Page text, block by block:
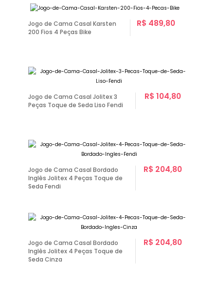
Jogo de Cama Casal Karsten
200 Fios 4 Peças Bike
R$ 489,80
Jogo de Cama Casal Jolitex 3
Peças Toque de Seda Liso Fendi
R$ 104,80
Jogo de Cama Casal Bordado
Inglês Jolitex 4 Peças Toque de
Seda Fendi
R$ 204,80
Jogo de Cama Casal Bordado
Inglês Jolitex 4 Peças Toque de
Seda Cinza
R$ 204,80